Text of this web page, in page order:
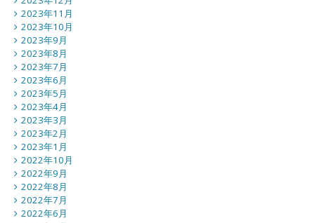
2023年11月
2023年10月
2023年9月
2023年8月
2023年7月
2023年6月
2023年5月
2023年4月
2023年3月
2023年2月
2023年1月
2022年10月
2022年9月
2022年8月
2022年7月
2022年6月